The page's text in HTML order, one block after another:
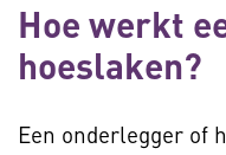
Hoe werkt
hoeslaken?
Een onderlegger of